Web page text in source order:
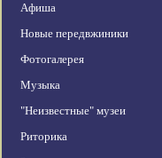
Афиша
Новые передвжиники
Фотогалерея
Музыка
"Неизвестные" музеи
Риторика